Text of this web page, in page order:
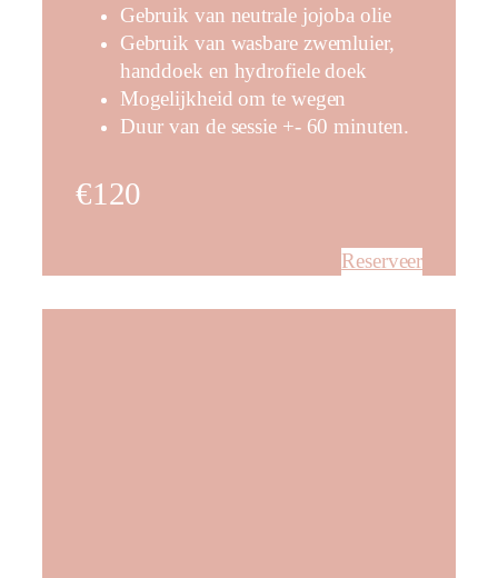
Gebruik van neutrale jojoba olie
Gebruik van wasbare zwemluier,
handdoek en hydrofiele doek
Mogelijkheid om te wegen
Duur van de sessie +- 60 minuten.
€120
Reserveer